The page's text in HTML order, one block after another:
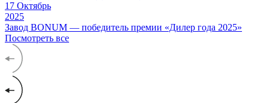
17 Октябрь
2025
Завод BONUM — победитель премии «Дилер года 2025»
Посмотреть все